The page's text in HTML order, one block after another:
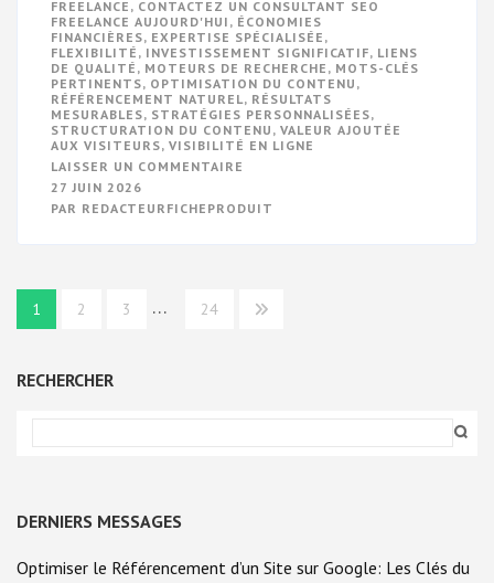
FREELANCE , CONTACTEZ UN CONSULTANT SEO
FREELANCE AUJOURD'HUI , ÉCONOMIES
FINANCIÈRES, EXPERTISE SPÉCIALISÉE ,
FLEXIBILITÉ , INVESTISSEMENT SIGNIFICATIF, LIENS
DE QUALITÉ , MOTEURS DE RECHERCHE , MOTS-CLÉS
PERTINENTS, OPTIMISATION DU CONTENU ,
RÉFÉRENCEMENT NATUREL, RÉSULTATS
MESURABLES, STRATÉGIES PERSONNALISÉES,
STRUCTURATION DU CONTENU , VALEUR AJOUTÉE
AUX VISITEURS, VISIBILITÉ EN LIGNE
LAISSER UN COMMENTAIRE
VISIBILITÉ
SEO
FREELANCE
27 JUIN 2026
PAR REDACTEURFICHEPRODUIT
Navigation
des
articles
1 2 3 … 24
RECHERCHER
DERNIERS MESSAGES
Optimiser le Référencement d’un Site sur Google: Les Clés du